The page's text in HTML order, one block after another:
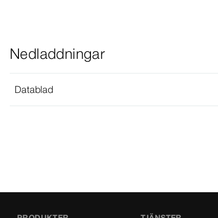
Nedladdningar
Datablad